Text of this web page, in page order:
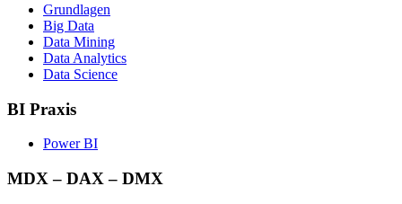
Grundlagen
Big Data
Data Mining
Data Analytics
Data Science
BI Praxis
Power BI
MDX – DAX – DMX